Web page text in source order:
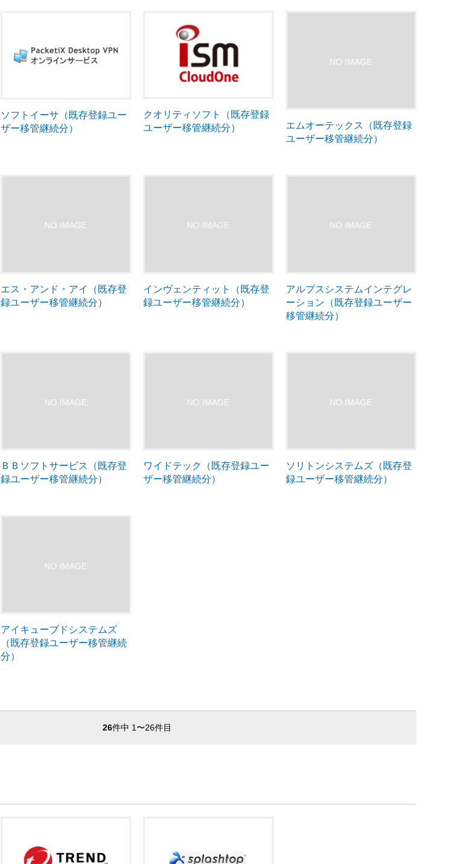
ソフトイーサ（既存登録ユー
ザー移管継続分）
クオリティソフト（既存登録
ユーザー移管継続分）
エムオーテックス（既存登録
ユーザー移管継続分）
エス・アンド・アイ（既存登
録ユーザー移管継続分）
インヴェンティット（既存登
録ユーザー移管継続分）
アルプスシステムインテグレ
ーション（既存登録ユーザー
移管継続分）
ＢＢソフトサービス（既存登
録ユーザー移管継続分）
ワイドテック（既存登録ユー
ザー移管継続分）
ソリトンシステムズ（既存登
録ユーザー移管継続分）
アイキューブドシステムズ
（既存登録ユーザー移管継続
分）
26件中 1〜26件目